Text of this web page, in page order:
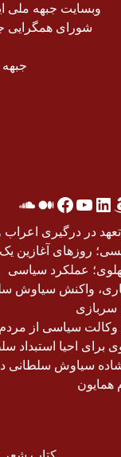
وبسایت جبهه ملی
شورای همگرایی
جبهه
تعهد در درگیری اعراب
روزهای آغازین یک
عملکرد سیاسی
واکنش سیاوش
سربازی
سیاسی از
برای احیا استبداد
سیاوش سلطانی
همایون